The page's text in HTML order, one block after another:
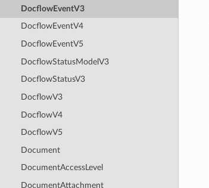
DocflowEventV3
DocflowEventV4
DocflowEventV5
DocflowStatusModelV3
DocflowStatusV3
DocflowV3
DocflowV4
DocflowV5
Document
DocumentAccessLevel
DocumentAttachment